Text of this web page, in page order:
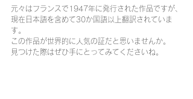
元々はフランスで1947年に発行された作品ですが、
現在日本語を含めて30か国語以上翻訳されていま
す。
この作品が世界的に人気の証だと思いませんか。
見つけた際はぜひ手にとってみてくださいね。